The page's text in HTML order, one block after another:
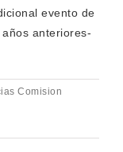
evento de
anteriores-
Comision